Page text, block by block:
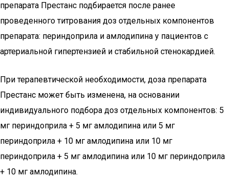
препарата Престанс подбирается после ранее
проведенного титрования доз отдельных компонентов
препарата: периндоприла и амлодипина у пациентов с
артериальной гипертензией и стабильной стенокардией.
При терапевтической необходимости, доза препарата
Престанс может быть изменена, на основании
индивидуального подбора доз отдельных компонентов: 5
мг периндоприла + 5 мг амлодипина или 5 мг
периндоприла + 10 мг амлодипина или 10 мг
периндоприла + 5 мг амлодипина или 10 мг периндоприла
+ 10 мг амлодипина.